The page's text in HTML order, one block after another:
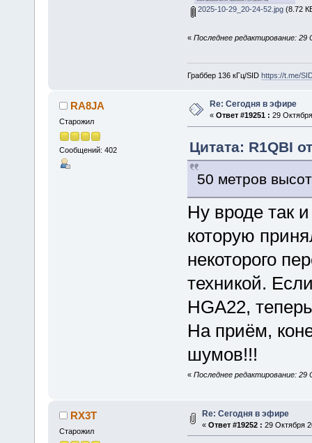
2025-10-29_20-24-52.jpg(8.72
« Последнее редактирование:
Граббер 136 кГц/SID https://t.me/
RA8JA
Старожил
Сообщений: 402
Re: Сегодня в эфире
« Ответ #19251 : 29
Цитата: R1QBI
50 метров
Ну вроде так
которую
некоторого
техникой.
HGA22,
На приём,
шумов!!!
« Последнее редактирование:
RX3T
Старожил
Re: Сегодня в эфире
« Ответ #19252 : 29 Октября